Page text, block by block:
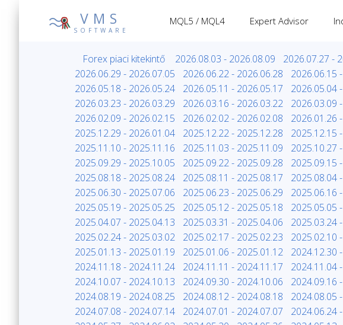
VMS
SOFTWARE
MQL5 / MQL4 Expert Advisor
Forex piaci kitekintő 2026.08.03 - 2026.08.09 2026.07.27 -
2026.06.29 - 2026.07.05
2026.06.22 - 2026.06.28 2026.06.15
2026.05.18 - 2026.05.24
2026.05.11 - 2026.05.17 2026.05.04
2026.03.23 - 2026.03.29
2026.03.16 - 2026.03.22 2026.03.09
2026.02.09 - 2026.02.15
2026.02.02 - 2026.02.08 2026.01.26
2025.12.29 - 2026.01.04
2025.12.22 - 2025.12.28 2025.12.15
2025.11.10 - 2025.11.16
2025.11.03 - 2025.11.09 2025.10.27
2025.09.29 - 2025.10.05
2025.09.22 - 2025.09.28 2025.09.15
2025.08.18 - 2025.08.24
2025.08.11 - 2025.08.17 2025.08.04
2025.06.30 - 2025.07.06
2025.06.23 - 2025.06.29 2025.06.16
2025.05.19 - 2025.05.25
2025.05.12 - 2025.05.18 2025.05.05
2025.04.07 - 2025.04.13
2025.03.31 - 2025.04.06 2025.03.24
2025.02.24 - 2025.03.02
2025.02.17 - 2025.02.23 2025.02.10
2025.01.13 - 2025.01.19
2025.01.06 - 2025.01.12 2024.12.30
2024.11.18 - 2024.11.24
2024.11.11 - 2024.11.17 2024.11.04
2024.10.07 - 2024.10.13
2024.09.30 - 2024.10.06 2024.09.16
2024.08.19 - 2024.08.25
2024.08.12 - 2024.08.18 2024.08.05
2024.07.08 - 2024.07.14
2024.07.01 - 2024.07.07 2024.06.24